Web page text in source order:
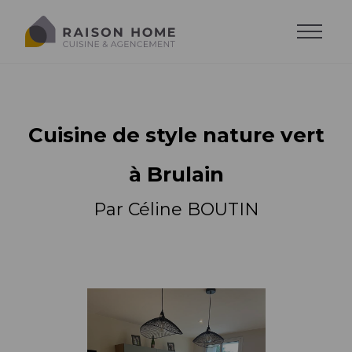
Trouver son agencement
Accessoires
Cuisine de style nature vert
à Brulain
Par Céline BOUTIN